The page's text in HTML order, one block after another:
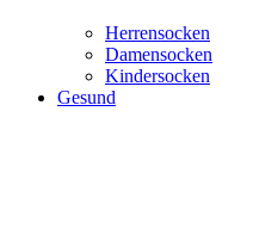
Herrensocken
Damensocken
Kindersocken
Gesund